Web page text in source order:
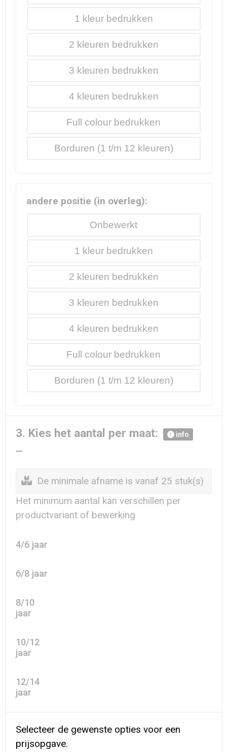
1
2
3
4
Borduren
Full colour
andere positie (in overleg):
Onbewerkt
1
2
3
4
Borduren
Full colour
3. Kies het aantal per maat: info
De minimale afname is vanaf 25 stuk(s)
Het minimum aantal kan verschillen per
productvariant of bewerking
4/6 jaar
6/8 jaar
8/10
jaar
10/12
jaar
12/14
jaar
Selecteer de gewenste opties voor een
prijsopgave.